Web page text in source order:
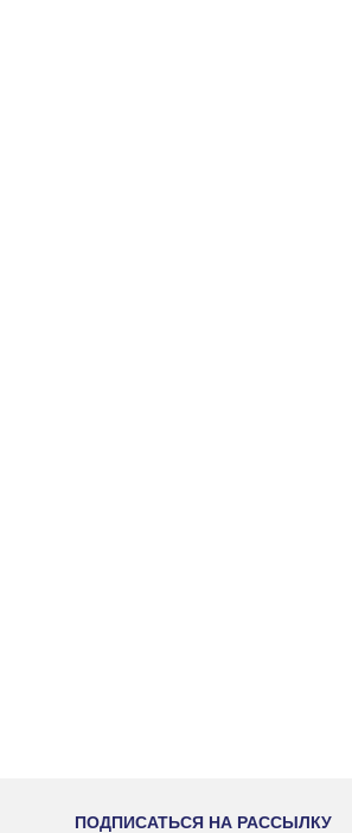
ПОДПИСАТЬСЯ НА РАССЫЛКУ